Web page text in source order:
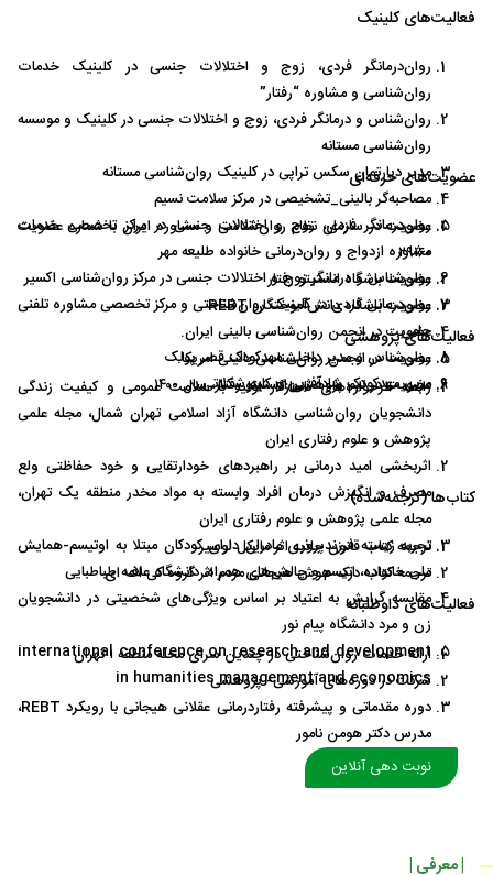
فعالیت‌های کلینیک
روان‌درمانگر فردی، زوج و اختلالات جنسی در کلینیک خدمات
روان‌شناسی و مشاوره “رفتار”
روان‌شناس و درمانگر فردی، زوج و اختلالات جنسی در کلینیک و موسسه
روان‌شناسی مستانه
مدیر دپارتمان سکس تراپی در کلینیک روان‌شناسی مستانه
مصاحبه‌گر بالینی_تشخیصی در مرکز سلامت نسیم
روان‌درمانگر فردی، زوج و اختلالات جنسی در مرکز تخصصی خدمات
مشاوره ازدواج و روان‌درمانی خانواده طلیعه مهر
روان‌شناس و درمانگر زوج و اختلالات جنسی در مرکز روان‌شناسی اکسیر
روان‌درمانی فردی در کلینیک روان‌شناختی و مرکز تخصصی مشاوره تلفنی
حامی
روان‌شناس و مدیر داخلی مهدکودک قصر پولک
مربی مهدکودک شادآفرین و کلبه شکلاتی
عضویت‌های حرفه‌ای
عضویت در سازمان نظام روان‌شناسی و مشاوره ایران با شماره عضویت
۲۹۱۶۰
عضویت باشگاه انستیتو رفتار
عضویت باشگاه دانش‌آموختگان REBT
عضویت در انجمن روان‌شناسی بالینی ایران.
عضویت در انجمن روان‌شناسی بالینی امریکا.
عضویت در تیم پژوهشی انستیتو رفتار، سال ۱۴۰۰
فعالیت‌های پژوهشی
‏رابطه طرحواره‌های ناسازگار اولیه با سلامت عمومی و کیفیت زندگی
دانشجویان روان‌شناسی دانشگاه آزاد اسلامی تهران شمال، ‏مجله علمی
پژوهش و علوم رفتاری ایران
اثربخشی امید درمانی بر راهبردهای خودارتقایی و خود حفاظتی ولع
مصرف و انگیزش درمان افراد وابسته به مواد مخدر منطقه یک تهران،
مجله علمی پژوهش و علوم رفتاری ایران
‏تجربه زیسته فرزندپروری مادران دارای کودکان مبتلا به اوتیسم-همایش
ملی خانواده، اتیسم و چالش‌های همراه، دانشگاه علامه طباطبایی
مقایسه گرایش به اعتیاد بر اساس ویژگی‌های شخصیتی در دانشجویان
زن و مرد دانشگاه پیام نور
international conference on research and development
‎in humanities management and economics
کتاب‌ها (ترجمه‌شده)
ترجمه کتاب قانون جاذبه اثر مایکل لوسیر
ترجمه کتاب درک هوش هیجانی مردم اثر گروه کی اف ای
فعالیت‌های داوطلبانه
ارائه خدمات روان‌شناختی در چندین سرای محله منطقه ۱ تهران
شرکت در دوره‌های آموزشی- پژوهشی
دوره مقدماتی و پیشرفته رفتاردرمانی عقلانی هیجانی با رویکرد REBT،
مدرس دکتر هومن نامور
دوره سوپرویژن روان‌درمانی با رویکرد REBT، دکتر هومن نامور
دوره کوله‌پشتی پژوهش، دکتر هومن نامور
نوبت دهی آنلاین
| معرفی |